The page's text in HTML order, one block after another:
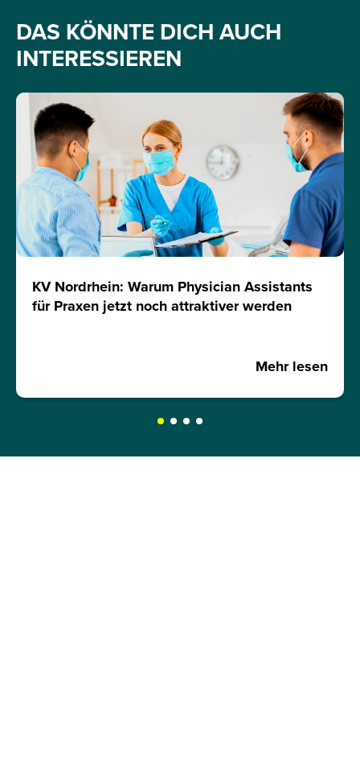
DAS KÖNNTE DICH AUCH
INTERESSIEREN
KV Nordrhein: Warum Physician Assistants
für Praxen jetzt noch attraktiver werden
Mehr lesen